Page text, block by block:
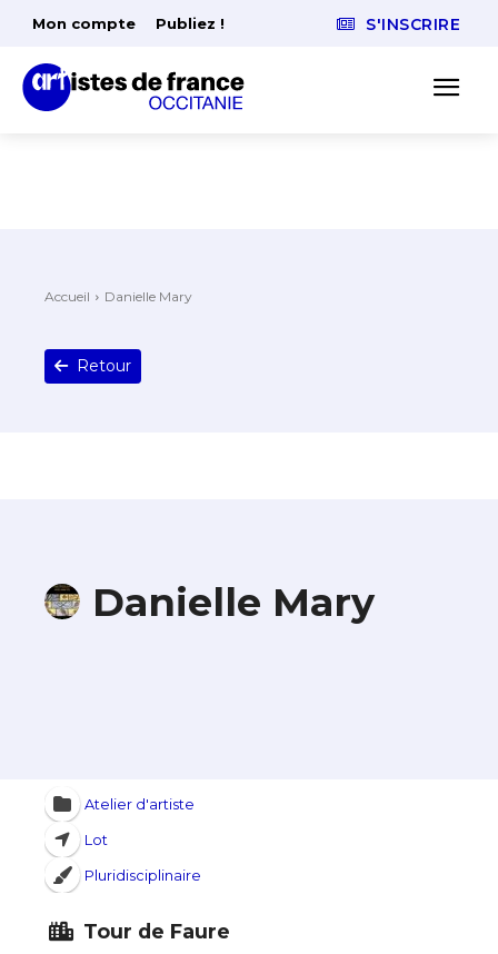
Mon compte Publiez ! S'INSCRIRE
Accueil Danielle Mary
Retour
Danielle Mary
Atelier d'artiste
Lot
Pluridisciplinaire
Tour de Faure